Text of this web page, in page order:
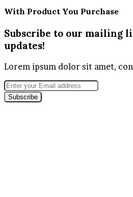
With Product You Purchase
Subscribe to our mailing
updates!
Lorem ipsum dolor sit amet,
Enter
your
Email